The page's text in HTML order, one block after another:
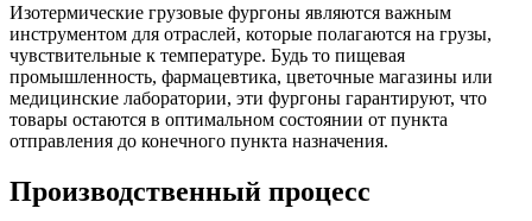
Изотермические грузовые фургоны являются важным
инструментом для отраслей, которые полагаются на грузы,
чувствительные к температуре. Будь то пищевая
промышленность, фармацевтика, цветочные магазины или
медицинские лаборатории, эти фургоны гарантируют, что
товары остаются в оптимальном состоянии от пункта
отправления до конечного пункта назначения.
Производственный процесс